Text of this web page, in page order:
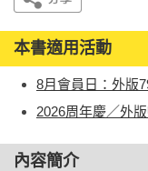
本書適用活動
8月會員日：外版
2026周年慶／外
內容簡介